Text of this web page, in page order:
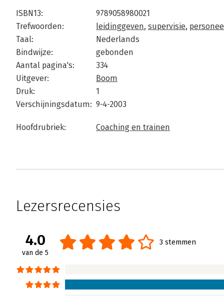
ISBN13:
9789058980021
Trefwoorden:
leidinggeven, supervisie,
Taal:
Nederlands
Bindwijze:
gebonden
Aantal pagina's:
334
Uitgever:
Boom
Druk:
1
Verschijningsdatum: 9-4-2003
Hoofdrubriek: Coaching en trainen
Lezersrecensies
4.0
van de 5
3 stemmen